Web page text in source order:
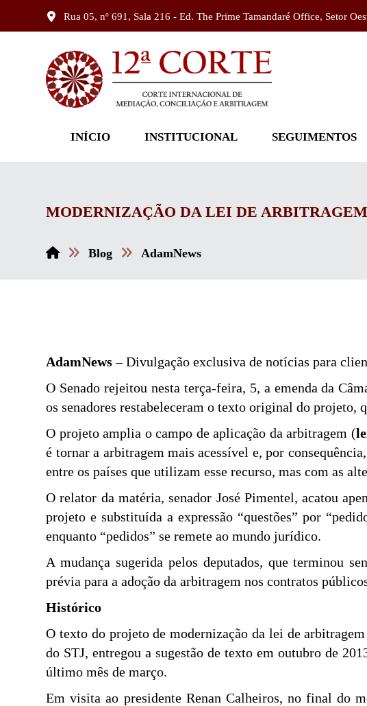
Rua 05, nº 691, Sala 216 - Ed. The Prime Tamandaré Office, Setor
INÍCIO INSTITUCIONAL SEGUIMENTOS
MODERNIZAÇÃO DA LEI DE ARBITRAGEM
Blog AdamNews
AdamNews– Divulgação exclusiva de notícias para
O Senado rejeitou nesta terça-feira, 5, a emenda da
os senadores restabeleceram o texto original do projeto,
O projeto amplia o campo de aplicação da arbitragem (
é tornar a arbitragem mais acessível e, por
entre os países que utilizam esse recurso, mas com as
O relator da matéria, senador José Pimentel, acatou
projeto e substituída a expressão “questões” por
enquanto “pedidos” se remete ao mundo jurídico.
A mudança sugerida pelos deputados, que terminou
prévia para a adoção da arbitragem nos contratos
Histórico
O texto do projeto de modernização da lei de
do STJ, entregou a sugestão de texto em outubro de
último mês de março.
Em visita ao presidente Renan Calheiros, no final do